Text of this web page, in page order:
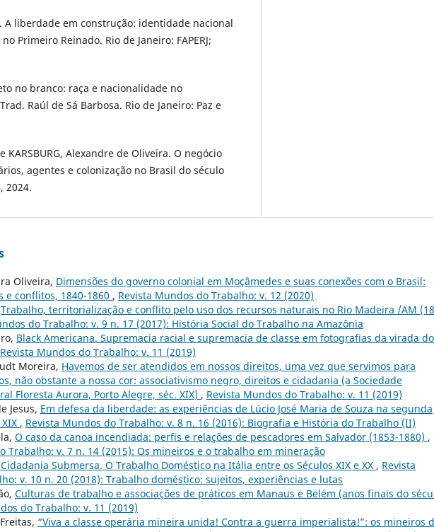
A liberdade em construção: identidade nacional
Primeiro Reinado. Rio de Janeiro: FAPERJ;
no branco: raça e nacionalidade no
Raúl de Sá Barbosa. Rio de Janeiro: Paz e
KARSBURG, Alexandre de Oliveira. O negócio
agentes e colonização no Brasil do século
2024.
Oliveira, Dimensões do governo colonial em Moçâmedes e suas conexões com o Brasil:
e conflitos, 1840-1860 , Revista Mundos do Trabalho: v. 12 (2020)
Trabalho, territorialização e conflito pelo uso dos recursos naturais no Rio Madeira /AM
do Trabalho: v. 9 n. 17 (2017): História Social do Trabalho na Amazônia
Black Americana. Supremacia racial e supremacia de classe em fotografias da virada do
Revista Mundos do Trabalho: v. 11 (2019)
Moreira, Havemos de ser atendidos em nossos direitos, uma vez que servimos para
não obstante a nossa cor: associativismo negro, direitos e cidadania (a Sociedade
Floresta Aurora, Porto Alegre, séc. XIX) , Revista Mundos do Trabalho: v. 11 (2019)
Jesus, Em defesa da liberdade: as experiências de Lúcio José Maria de Souza na segunda
, Revista Mundos do Trabalho: v. 8 n. 16 (2016): Biografia e História do Trabalho (II)
O caso da canoa incendiada: perfis e relações de pescadores em Salvador (1853-1880) ,
Trabalho: v. 7 n. 14 (2015): Os mineiros e o trabalho em mineração
Submersa. O Trabalho Doméstico na Itália entre os Séculos XIX e XX , Revista
v. 10 n. 20 (2018): Trabalho doméstico: sujeitos, experiências e lutas
Culturas de trabalho e associações de práticos em Manaus e Belém (anos finais do
do Trabalho: v. 11 (2019)
“Viva a classe operária mineira unida! Contra a guerra imperialista!”: os mineiros